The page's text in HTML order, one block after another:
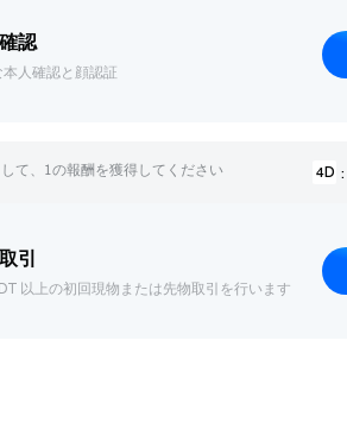
trade, trade for 2 USDT
認
本人確認と顔認証
て、 1の報酬を獲得してください 4D :
引
以上の初回現物または先物取引を行います